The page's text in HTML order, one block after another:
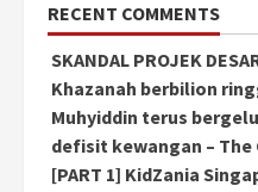
RECENT COMMENTS
SKANDAL PROJEK
Khazanah berbilion
Muhyiddin terus
defisit kewangan –
[PART 1] KidZania